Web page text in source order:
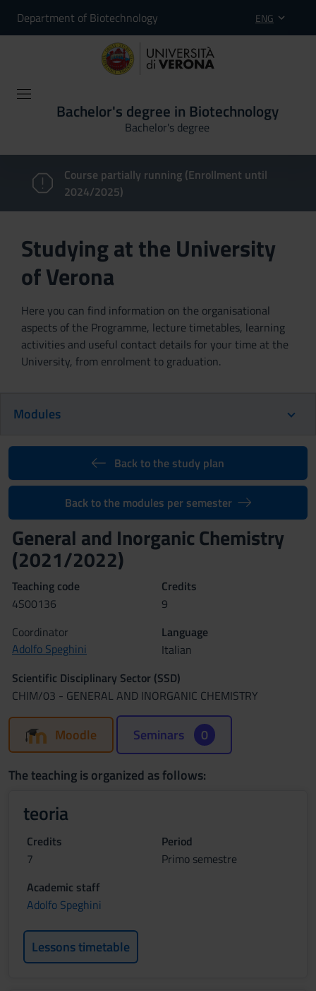
Department of Biotechnology ENG
Bachelor's degree in Biotechnology
Bachelor's degree
Course partially running (Enrollment until
2024/2025)
Studying at the University
of Verona
Here you can find information on the organisational
aspects of the Programme, lecture timetables, learning
activities and useful contact details for your time at the
University, from enrolment to graduation.
Modules
Back to the study plan
Back to the modules per semester
General and Inorganic Chemistry
(2021/2022)
Teaching code
4S00136
Credits
9
Coordinator
Adolfo Speghini
Language
Italian
Scientific Disciplinary Sector (SSD)
CHIM/03 - GENERAL AND INORGANIC CHEMISTRY
Moodle Seminars 0
The teaching is organized as follows:
teoria
Credits
7
Period
Primo semestre
Academic staff
Adolfo Speghini
Lessons timetable